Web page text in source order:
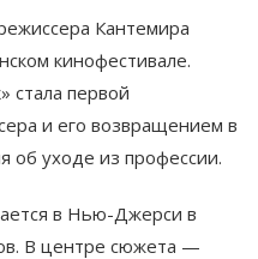
Кантемира
кинофестивале.
стала первой
и его возвращением в
об уходе из профессии.
в Нью-Джерси в
В центре сюжета —